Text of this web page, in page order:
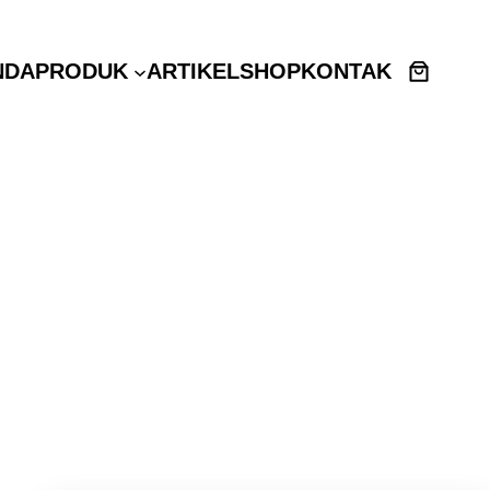
PRODUK ARTIKELSHOPKONTAK